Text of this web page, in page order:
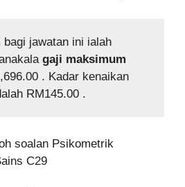
bagi jawatan ini ialah
gaji maksimum
. Kadar kenaikan
RM145.00 .
soalan Psikometrik
C29